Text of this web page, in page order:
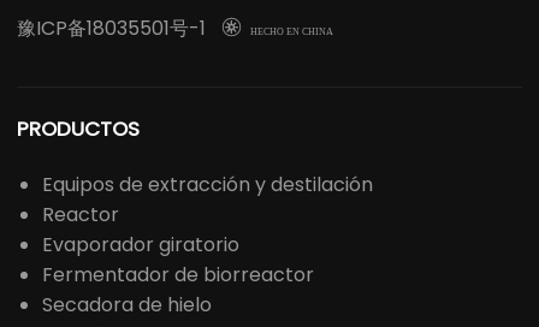
豫ICP备18035501号-1
 HECHO EN CHINA
PRODUCTOS
Equipos de extracción y destilación
Reactor
Evaporador giratorio
Fermentador de biorreactor
Secadora de hielo